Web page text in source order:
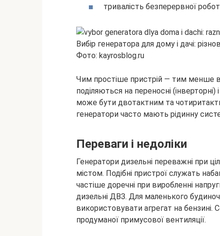
тривалість безперервної
Фото: kayrosblog.ru
Чим простіше пристрій — тим менше
поділяються на переносні
може бути двотактним та
генератори часто мають рідинну
Переваги і недоліки
Генератори дизельні переважні при
містом. Подібні пристрої служать
частіше доречні при виробленні
дизельні ДВЗ. Для маленького
використовувати агрегат на
продуманої примусової вентиляції.